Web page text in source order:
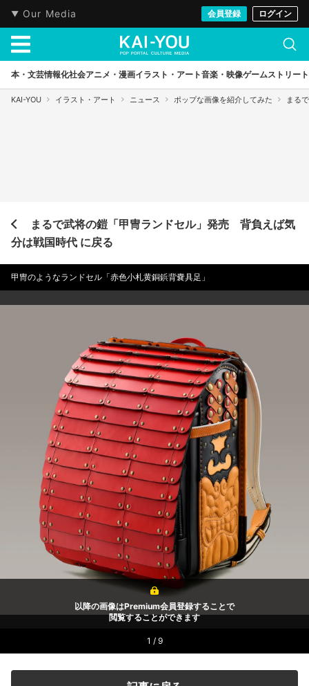
Our Media 会員登録 ログイン
本・文芸情報化社会アニメ・漫画イラスト・アート音楽・映像ゲームストリート
KAI-YOU イラスト・アート ニュース ポップな画像を紹介してみた まる
まるで武将の鎧「甲冑ランドセル」発売 背負えば気
分は戦国時代 に戻る
甲冑のようなランドセル「赤色小札黄銅鋲背嚢具足」
以降の画像はPremium会員登録することで
閲覧することができます
1 / 9